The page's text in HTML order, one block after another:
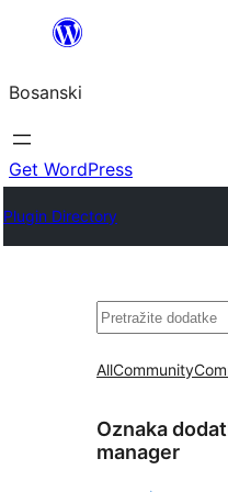
sadržaj
Bosanski
Get WordPress
Plugin Directory
Pretraga
AllCommunity
Oznaka
manager